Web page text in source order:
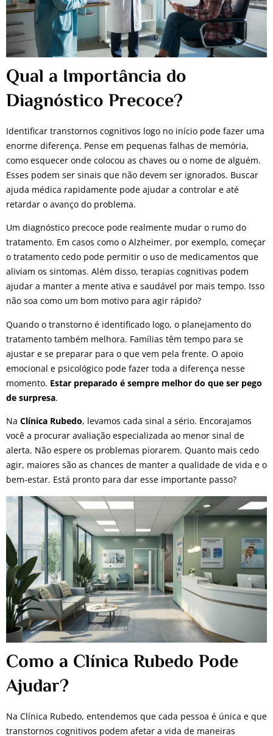
Qual a Importância do
Diagnóstico Precoce?
Identificar transtornos cognitivos logo no início pode fazer uma
enorme diferença. Pense em pequenas falhas de memória,
como esquecer onde colocou as chaves ou o nome de alguém.
Esses podem ser sinais que não devem ser ignorados. Buscar
ajuda médica rapidamente pode ajudar a controlar e até
retardar o avanço do problema.
Um diagnóstico precoce pode realmente mudar o rumo do
tratamento. Em casos como o Alzheimer, por exemplo, começar
o tratamento cedo pode permitir o uso de medicamentos que
aliviam os sintomas. Além disso, terapias cognitivas podem
ajudar a manter a mente ativa e saudável por mais tempo. Isso
não soa como um bom motivo para agir rápido?
Quando o transtorno é identificado logo, o planejamento do
tratamento também melhora. Famílias têm tempo para se
ajustar e se preparar para o que vem pela frente. O apoio
emocional e psicológico pode fazer toda a diferença nesse
momento. Estar preparado é sempre melhor do que ser pego
de surpresa.
Na Clínica Rubedo, levamos cada sinal a sério. Encorajamos
você a procurar avaliação especializada ao menor sinal de
alerta. Não espere os problemas piorarem. Quanto mais cedo
agir, maiores são as chances de manter a qualidade de vida e o
bem-estar. Está pronto para dar esse importante passo?
Como a Clínica Rubedo Pode
Ajudar?
Na Clínica Rubedo, entendemos que cada pessoa é única e que
transtornos cognitivos podem afetar a vida de maneiras